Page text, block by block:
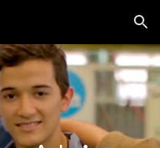
Skip to navigation